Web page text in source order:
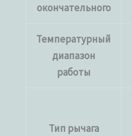
окончательного
Температурный
диапазон
работы
Тип рычага